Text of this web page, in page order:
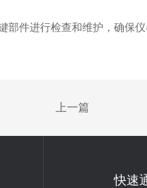
件进行检查和维护，确保仪
上一篇
快速